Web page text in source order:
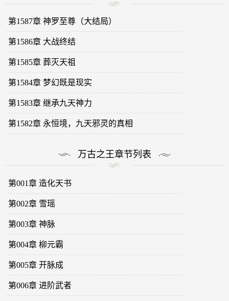
第1587章 神罗至尊（大结局）
第1586章 大战终结
第1585章 葬灭天祖
第1584章 梦幻既是现实
第1583章 继承九天神力
第1582章 永恒境，九天邪灵的真相
万古之王章节列表
第001章 造化天书
第002章 雪瑶
第003章 神脉
第004章 柳元霸
第005章 开脉成
第006章 进阶武者